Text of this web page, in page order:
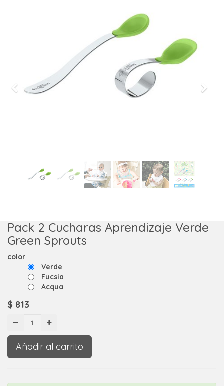
Previous Next
Pack 2 Cucharas Aprendizaje Verde
Green Sprouts
color
Verde
Fucsia
Acqua
$ 813
Añadir al carrito